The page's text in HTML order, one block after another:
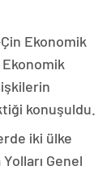
Ekonomik
Ekonomik
konuşuldu.
iki ülke
Genel